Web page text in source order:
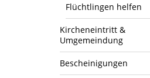
Flüchtlingen helfen
Kircheneintritt &
Umgemeindung
Bescheinigungen